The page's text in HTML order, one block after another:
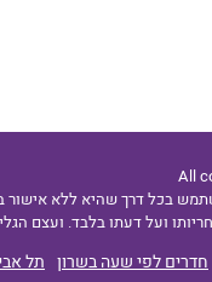
All
חדרים לפי שעה בשרון תל